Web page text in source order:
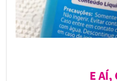
E AÍ,